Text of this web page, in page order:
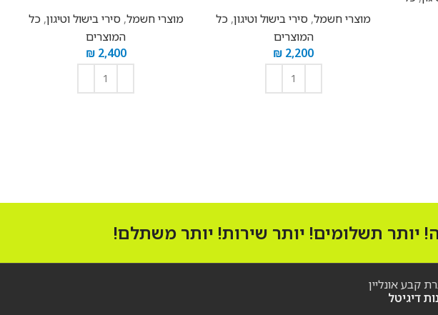
מוצרי חשמל, סירי בישול וטיגון, כל
המוצרים
₪ 2,200
מוצרי חשמל, סירי בישול וטיגון,כל
המוצרים
₪2,400
יותר תשלומים! יותר שירות! יותר משתלם!
דיגיטל